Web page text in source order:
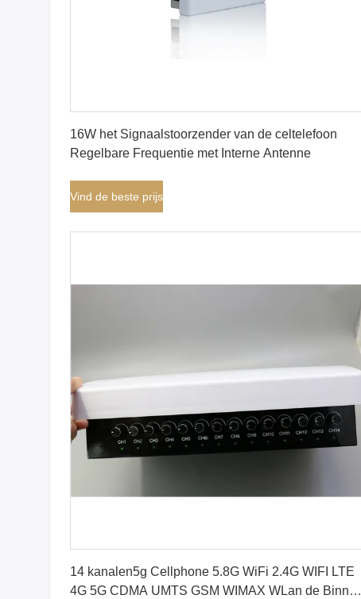
16W het Signaalstoorzender van de celtelefoon
Regelbare Frequentie met Interne Antenne
Vind de beste prijs
14 kanalen5g Cellphone 5.8G WiFi 2.4G WIFI LTE
4G 5G CDMA UMTS GSM WIMAX WLan de Binnen